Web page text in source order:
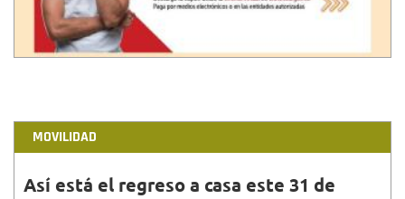
MOVILIDAD
Así está el regreso a casa este 31 de